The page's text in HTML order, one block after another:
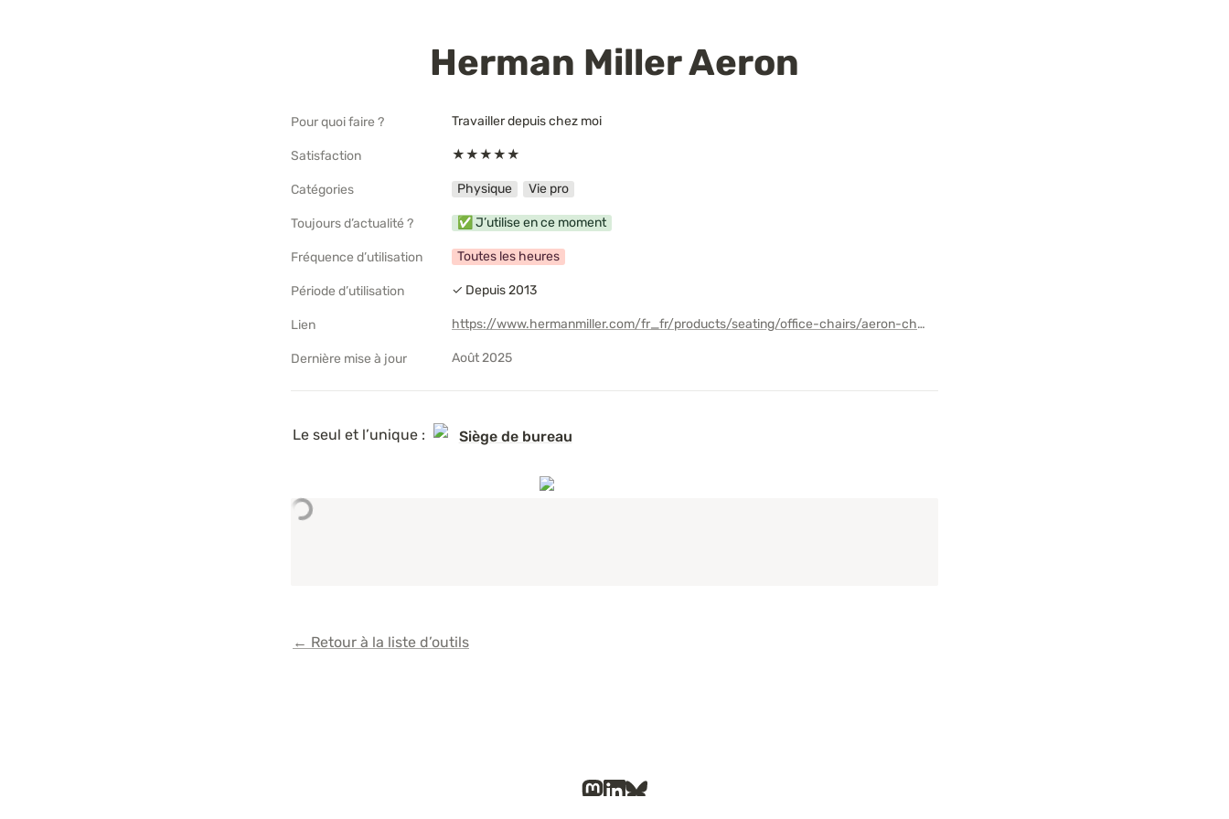
Herman Miller Aeron
Pour quoi faire ? Travailler depuis chez moi
Satisfaction ★★★★★
Catégories Physique Vie pro
Toujours d’actualité ? ✅ J’utilise en ce moment
Fréquence d’utilisation Toutes les heures
Période d’utilisation ✓ Depuis 2013
Lien https://www.hermanmiller.com/fr_fr/products/seating/office-chairs/aeron-chair/
Dernière mise à jour Août 2025
Le seul et l’unique : Siège de bureau
← Retour à la liste d’outils